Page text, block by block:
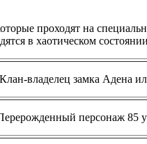
проходят на
в хаотическом
Клан-владелец замка Адена
персонаж 85